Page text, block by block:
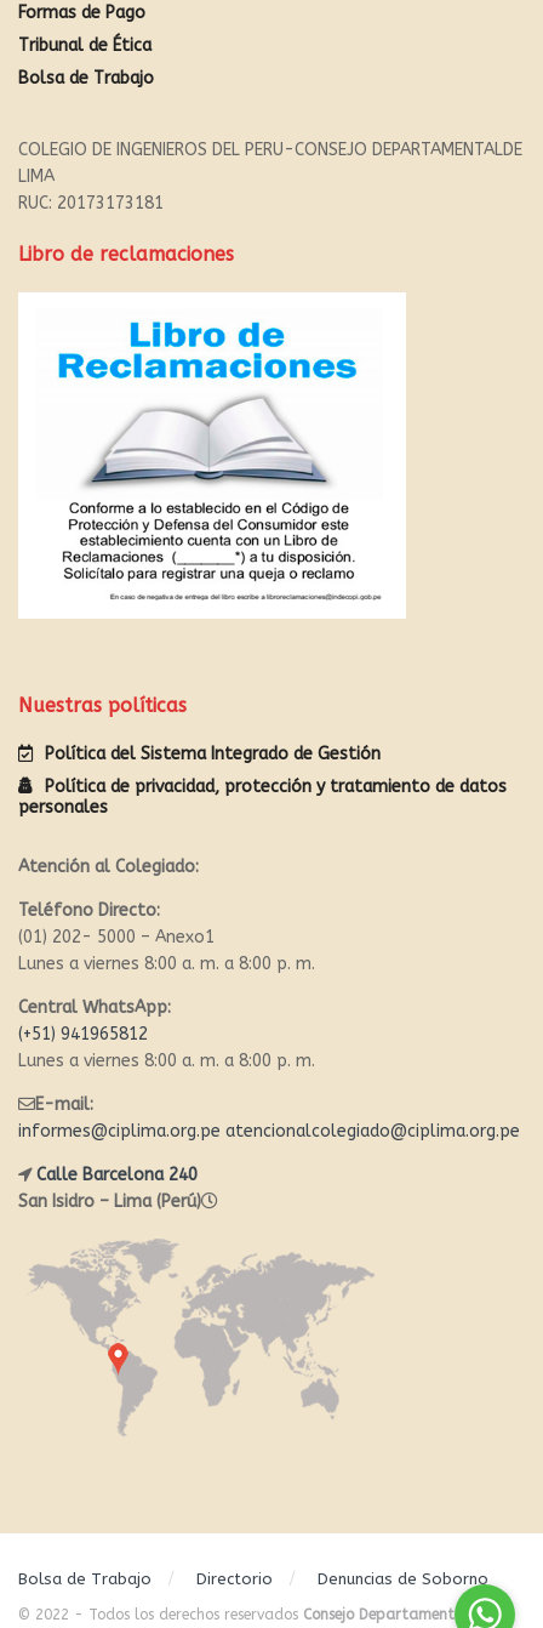
Formas de Pago
Tribunal de Ética
Bolsa de Trabajo
COLEGIO DE INGENIEROS DEL PERU-CONSEJO DEPARTAMENTALDE
LIMA
RUC: 20173173181
Libro de reclamaciones
Nuestras políticas
Política del Sistema Integrado de Gestión
Política de privacidad, protección y tratamiento de datos
personales
Atención al Colegiado:
Teléfono Directo:
(01) 202- 5000 – Anexo1
Lunes a viernes 8:00 a. m. a 8:00 p. m.
Central WhatsApp:
(+51) 941965812
Lunes a viernes 8:00 a. m. a 8:00 p. m.
E-mail:
informes@ciplima.org.pe atencionalcolegiado@ciplima.org.pe
Calle Barcelona 240
San Isidro – Lima (Perú)
Bolsa de Trabajo Directorio Denuncias de Soborno
© 2022 - Todos los derechos reservados Consejo Departamental de